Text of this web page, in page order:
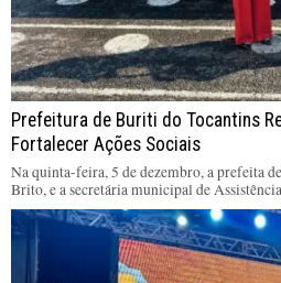
Prefeitura de Buriti do Tocantins
Fortalecer Ações Sociais
Na quinta-feira, 5 de dezembro, a prefeita
Brito, e a secretária municipal de